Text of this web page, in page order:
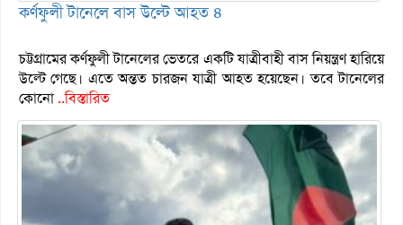
কর্ণফুলী টানেলে বাস উল্টে আহত ৪
চট্টগ্রামের কর্ণফুলী টানেলের ভেতরে একটি যাত্রীবাহী বাস নিয়ন্ত্রণ হারিয়ে
উল্টে গেছে। এতে অন্তত চারজন যাত্রী আহত হয়েছেন। তবে টানেলের
কোনো..বিস্তারিত